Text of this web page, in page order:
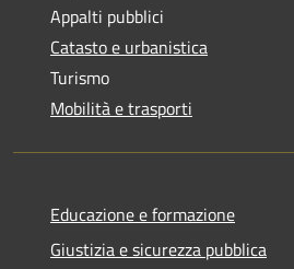
Appalti pubblici
Catasto e urbanistica
Turismo
Mobilità e trasporti
Educazione e formazione
Giustizia e sicurezza pubblica